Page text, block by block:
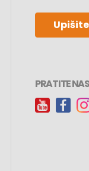
PRATITE NAS